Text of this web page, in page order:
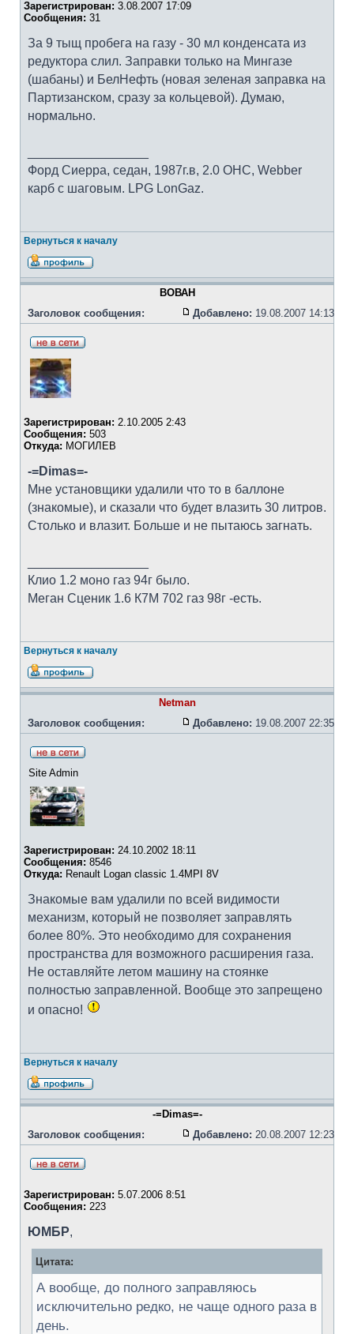
Зарегистрирован: 3.08.2007 17:09
Сообщения: 31
За 9 тыщ пробега на газу - 30 мл конденсата из
редуктора слил. Заправки только на Мингазе
(шабаны) и БелНефть (новая зеленая заправка на
Партизанском, сразу за кольцевой). Думаю,
нормально.
Форд Сиерра, седан, 1987г.в, 2.0 OHC, Webber
карб с шаговым. LPG LonGaz.
Вернуться к началу
ВОВАН
Заголовок сообщения:
Добавлено: 19.08.2007 14:13
Зарегистрирован: 2.10.2005 2:43
Сообщения: 503
Откуда: МОГИЛЕВ
-=Dimas=-
Мне установщики удалили что то в баллоне
(знакомые), и сказали что будет влазить 30 литров.
Столько и влазит. Больше и не пытаюсь загнать.
Клио 1.2 моно газ 94г было.
Меган Сценик 1.6 К7М 702 газ 98г -есть.
Вернуться к началу
Netman
Заголовок сообщения:
Добавлено: 19.08.2007 22:35
Site Admin
Зарегистрирован: 24.10.2002 18:11
Сообщения: 8546
Откуда: Renault Logan classic 1.4MPI 8V
Знакомые вам удалили по всей видимости
механизм, который не позволяет заправлять
более 80%. Это необходимо для сохранения
пространства для возможного расширения газа.
Не оставляйте летом машину на стоянке
полностью заправленной. Вообще это запрещено
и опасно!
Вернуться к началу
-=Dimas=-
Заголовок сообщения:
Добавлено: 20.08.2007 12:23
Зарегистрирован: 5.07.2006 8:51
Сообщения: 223
ЮМБР,
Цитата:
А вообще, до полного заправляюсь
исключительно редко, не чаще одного раза в
день.